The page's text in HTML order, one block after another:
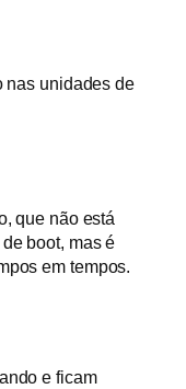
nas unidades de
que não está
boot, mas é
em tempos.
e ficam